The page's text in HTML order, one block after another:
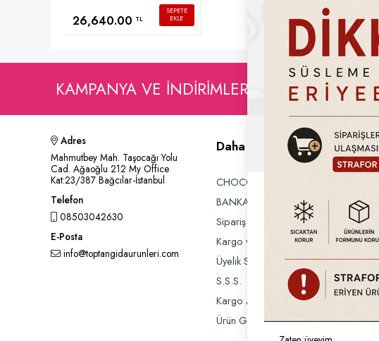
26,640.00 TL
SEPETE
EKLE
KAMPANYA VE INDIRIMLERDEN HABERDAR
Adres
Mahmutbey Mah. Taşocağı Yolu
Cad. Ağaoğlu 212 My Office
Kat:23/387 Bağcılar-İstanbul
Telefon
08503042630
E-Posta
info@toptangidaurunleri.com
Daha Fazla Bilgi
CHOCOWORLD SHOWROOM
BANKA HESAP BİLGİLERİ
Sipariş Takibi
Kargo ve Taşıma Bilgileri
Üyelik Sözleşmesi
S.S.S.
Kargo Alımları Hakkında
Ürün Geri İadelerinde